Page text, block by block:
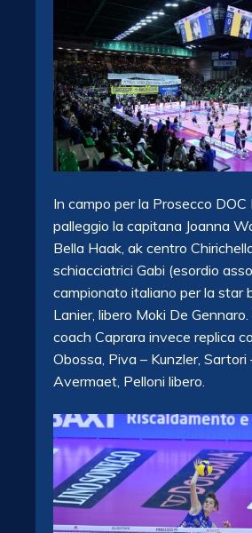
In campo per la Prosecco DOC
palleggio la capitana Joanna
Bella Haak, ak centro
schiacciatrici Gabi (esordio
campionato italiano per la star
Lanier, libero Moki De
coach Caprara invece replica
Obossa, Piva – Kunzler, Sartori
Avermaet, Pelloni libero.